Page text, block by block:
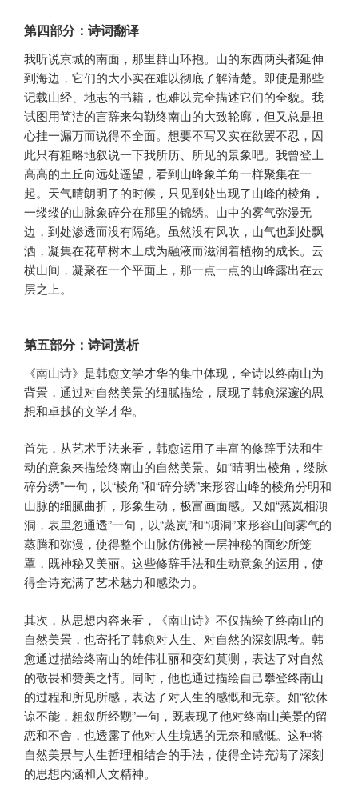
第四部分：诗词翻译
我听说京城的南面，那里群山环抱。山的东西两头都延伸
到海边，它们的大小实在难以彻底了解清楚。即使是那些
记载山经、地志的书籍，也难以完全描述它们的全貌。我
试图用简洁的言辞来勾勒终南山的大致轮廓，但又总是担
心挂一漏万而说得不全面。想要不写又实在欲罢不忍，因
此只有粗略地叙说一下我所历、所见的景象吧。我曾登上
高高的土丘向远处遥望，看到山峰象羊角一样聚集在一
起。天气晴朗明了的时候，只见到处出现了山峰的棱角，
一缕缕的山脉象碎分在那里的锦绣。山中的雾气弥漫无
边，到处渗透而没有隔绝。虽然没有风吹，山气也到处飘
洒，凝集在花草树木上成为融液而滋润着植物的成长。云
横山间，凝聚在一个平面上，那一点一点的山峰露出在云
层之上。
第五部分：诗词赏析
《南山诗》是韩愈文学才华的集中体现，全诗以终南山为
背景，通过对自然美景的细腻描绘，展现了韩愈深邃的思
想和卓越的文学才华。
首先，从艺术手法来看，韩愈运用了丰富的修辞手法和生
动的意象来描绘终南山的自然美景。如“晴明出棱角，缕脉
碎分绣”一句，以“棱角”和“碎分绣”来形容山峰的棱角分明和
山脉的细腻曲折，形象生动，极富画面感。又如“蒸岚相澒
洞，表里忽通透”一句，以“蒸岚”和“澒洞”来形容山间雾气的
蒸腾和弥漫，使得整个山脉仿佛被一层神秘的面纱所笼
罩，既神秘又美丽。这些修辞手法和生动意象的运用，使
得全诗充满了艺术魅力和感染力。
其次，从思想内容来看，《南山诗》不仅描绘了终南山的
自然美景，也寄托了韩愈对人生、对自然的深刻思考。韩
愈通过描绘终南山的雄伟壮丽和变幻莫测，表达了对自然
的敬畏和赞美之情。同时，他也通过描绘自己攀登终南山
的过程和所见所感，表达了对人生的感慨和无奈。如“欲休
谅不能，粗叙所经觏”一句，既表现了他对终南山美景的留
恋和不舍，也透露了他对人生境遇的无奈和感慨。这种将
自然美景与人生哲理相结合的手法，使得全诗充满了深刻
的思想内涵和人文精神。